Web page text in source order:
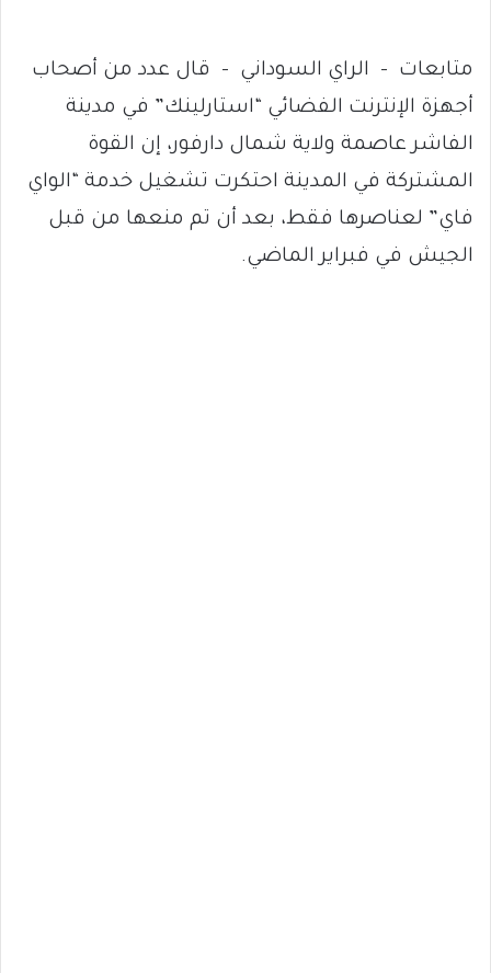
متابعات – الراي السوداني – قال عدد من أصحاب
أجهزة الإنترنت الفضائي “استارلينك” في مدينة
الفاشر عاصمة ولاية شمال دارفور، إن القوة
المشتركة في المدينة احتكرت تشغيل خدمة “الواي
فاي” لعناصرها فقط، بعد أن تم منعها من قبل
الجيش في فبراير الماضي.